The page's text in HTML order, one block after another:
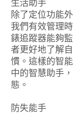
生活助手
除了定位功能
我們有效管理
錶追蹤器能夠
者更好地了解
慣。這樣的智
中的智慧助手
態。
防失能手